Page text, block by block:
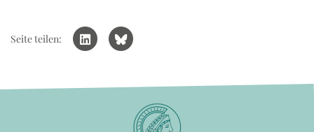
Seite teilen: